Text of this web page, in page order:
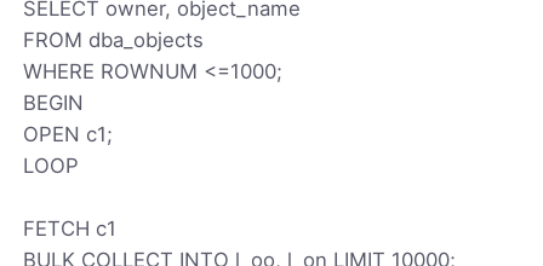
SELECT owner, object_name
FROM dba_objects
WHERE ROWNUM <=1000;
BEGIN
OPEN c1;
LOOP
FETCH c1
BULK COLLECT INTO l_oo, l_on LIMIT 10000;